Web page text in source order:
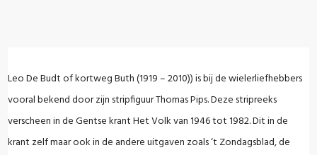
Leo De Budt of kortweg Buth (1919 – 2010)) is bij de wielerliefhebbers
vooral bekend door zijn stripfiguur Thomas Pips. Deze stripreeks
verscheen in de Gentse krant Het Volk van 1946 tot 1982. Dit in de
krant zelf maar ook in de andere uitgaven zoals ‘t Zondagsblad, de